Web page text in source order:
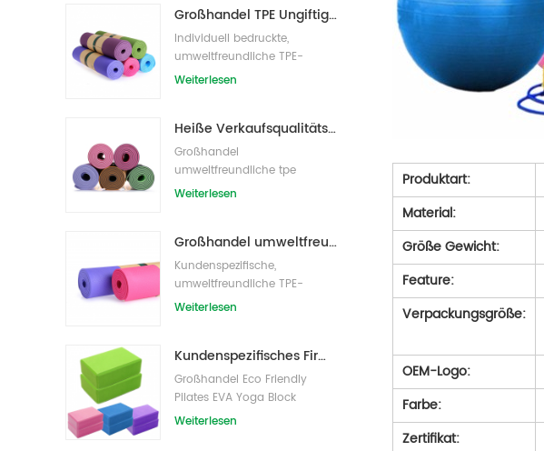
Großhandel TPE Ungiftige patentierte umweltfreundliche Yogamatte aus China
Individuell bedruckte,
umweltfreundliche TPE-
Yogamatte
Weiterlesen
Heiße Verkaufsqualitäts-kundenspezifische TPE-Yogamatte vom Porzellan
Großhandel
umweltfreundliche tpe
rutschfeste wasserdichte
Weiterlesen
Großhandel umweltfreundliche Yogamatte aus rutschfestem, wasserdichtem TPE-Material
Kundenspezifische,
umweltfreundliche TPE-
Yogamatte mit Eigenmarke
Weiterlesen
Kundenspezifisches Firmenzeichen der neuen Art Großhandelsnatürliche EVA-Schaum-Yoga-Blöcke/Ziegelsteine
Großhandel Eco Friendly
Pilates EVA Yoga Block
s/Bricks
Weiterlesen
Produktart:
Material:
Größe Gewicht:
Feature:
Verpackungsgröße:
OEM-Logo:
Farbe:
Zertifikat: